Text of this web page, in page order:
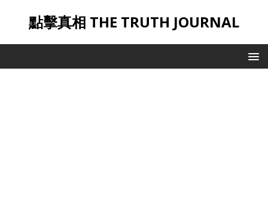
點擊真相 THE TRUTH JOURNAL